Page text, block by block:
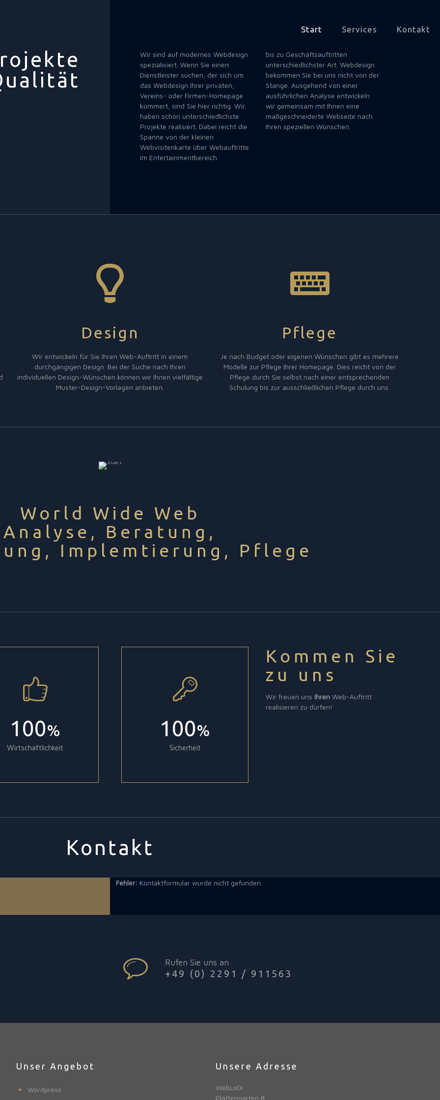
Start Services Kontakt
Wir sind auf modernes Webdesign
spezialisiert. Wenn Sie einen
Dienstleister suchen, der sich um
das Webdesign Ihrer privaten,
Vereins- oder Firmen-Homepage
kümmert, sind Sie hier richtig. Wir
haben schon unterschiedlichste
Projekte realisiert. Dabei reicht die
Spanne von der kleinen
Webvisitenkarte über Webauftritte
im Entertainmentbereich
bis zu Geschäftsauftritten
unterschiedlichster Art. Webdesign
bekommen Sie bei uns nicht von der
Stange. Ausgehend von einer
ausführlichen Analyse entwickeln
wir gemeinsam mit Ihnen eine
maßgeschneiderte Webseite nach
Ihren speziellen Wünschen.
Design
Wir entwickeln für Sie Ihren Web-Auftritt in einem
durchgängigen Design. Bei der Suche nach Ihren
individuellen Design-Wünschen können wir Ihnen vielfältige
Muster-Design-Vorlagen anbieten.
Pflege
Je nach Budget oder eigenen Wünschen gibt es mehrere
Modelle zur Pflege Ihrer Homepage. Dies reicht von der
Pflege durch Sie selbst nach einer entsprechenden
Schulung bis zur ausschließlichen Pflege durch uns.
World Wide Web
Analyse, Beratung,
Implemtierung, Pflege
100%
Wirtschaftlichkeit
100%
Sicherheit
Kommen Sie
zu uns
Wir freuen uns Ihren Web-Auftritt
realisieren zu dürfen!
Kontakt
Fehler: Kontaktformular wurde nicht gefunden.
Rufen Sie uns an
+49 (0) 2291 / 911563
Unser Angebot
Wordpress
Unsere Adresse
WebLoDi
Plattengarten 8,